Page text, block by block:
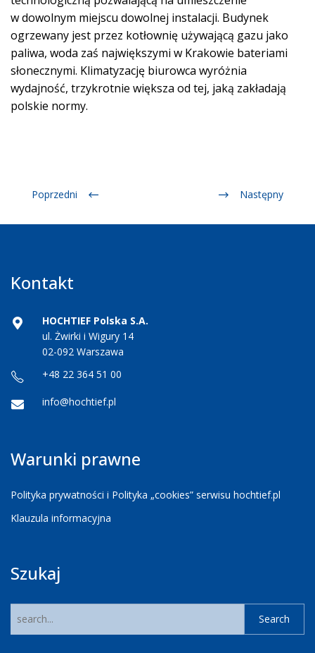
w dowolnym miejscu dowolnej instalacji. Budynek
ogrzewany jest przez kotłownię używającą gazu jako
paliwa, woda zaś największymi w Krakowie bateriami
słonecznymi. Klimatyzację biurowca wyróżnia
wydajność, trzykrotnie większa od tej, jaką zakładają
polskie normy.
Poprzedni Następny
Kontakt
HOCHTIEF Polska S.A.
ul. Żwirki i Wigury 14
02-092 Warszawa
+48 22 364 51 00
info@hochtief.pl
Warunki prawne
Polityka prywatności i Polityka „cookies” serwisu hochtief.pl
Klauzula informacyjna
Szukaj